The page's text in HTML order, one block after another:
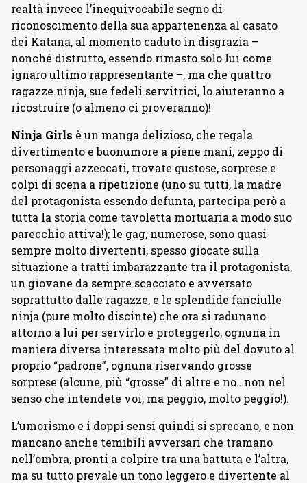
realtà invece l’inequivocabile segno di
riconoscimento della sua appartenenza al casato
dei Katana, al momento caduto in disgrazia –
nonché distrutto, essendo rimasto solo lui come
ignaro ultimo rappresentante –, ma che quattro
ragazze ninja, sue fedeli servitrici, lo aiuteranno a
ricostruire (o almeno ci proveranno)!
Ninja Girls è un manga delizioso, che regala
divertimento e buonumore a piene mani, zeppo di
personaggi azzeccati, trovate gustose, sorprese e
colpi di scena a ripetizione (uno su tutti, la madre
del protagonista essendo defunta, partecipa però a
tutta la storia come tavoletta mortuaria a modo suo
parecchio attiva!); le gag, numerose, sono quasi
sempre molto divertenti, spesso giocate sulla
situazione a tratti imbarazzante tra il protagonista,
un giovane da sempre scacciato e avversato
soprattutto dalle ragazze, e le splendide fanciulle
ninja (pure molto discinte) che ora si radunano
attorno a lui per servirlo e proteggerlo, ognuna in
maniera diversa interessata molto più del dovuto al
proprio “padrone”, ognuna riservando grosse
sorprese (alcune, più “grosse” di altre e no…non nel
senso che intendete voi, ma peggio, molto peggio!).
L’umorismo e i doppi sensi quindi si sprecano, e non
mancano anche temibili avversari che tramano
nell’ombra, pronti a colpire tra una battuta e l’altra,
ma su tutto prevale un tono leggero e divertente al